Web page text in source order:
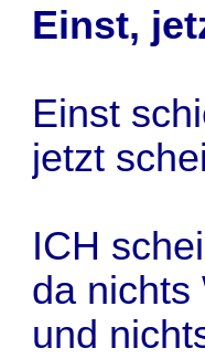
Einst,
Einst
jetzt
ICH
da nichts
und